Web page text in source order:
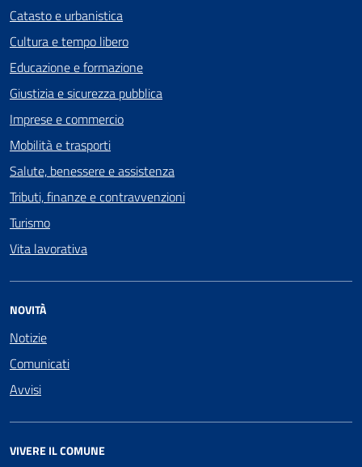
Catasto e urbanistica
Cultura e tempo libero
Educazione e formazione
Giustizia e sicurezza pubblica
Imprese e commercio
Mobilità e trasporti
Salute, benessere e assistenza
Tributi, finanze e contravvenzioni
Turismo
Vita lavorativa
NOVITÀ
Notizie
Comunicati
Avvisi
VIVERE IL COMUNE